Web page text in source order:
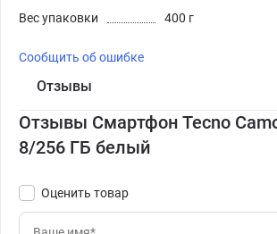
Вес упаковки
400 г
Сообщить об ошибке
Отзывы
Отзывы Смартфон Tecno
8/256 ГБ белый
Оценить товар